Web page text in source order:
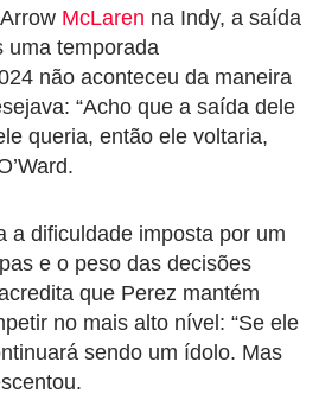
McLaren na Indy, a saída
uma temporada
não aconteceu da maneira
“Acho que a saída dele
queria, então ele voltaria,
a dificuldade imposta por um
e o peso das decisões
que Perez mantém
no mais alto nível: “Se ele
sendo um ídolo. Mas